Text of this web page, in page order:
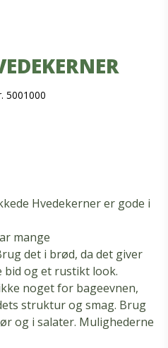
5001000
Hvedekerner er gode i
mange
det i brød, da det giver
og et rustikt look.
noget for bageevnen,
struktur og smag. Brug
og i salater. Mulighederne